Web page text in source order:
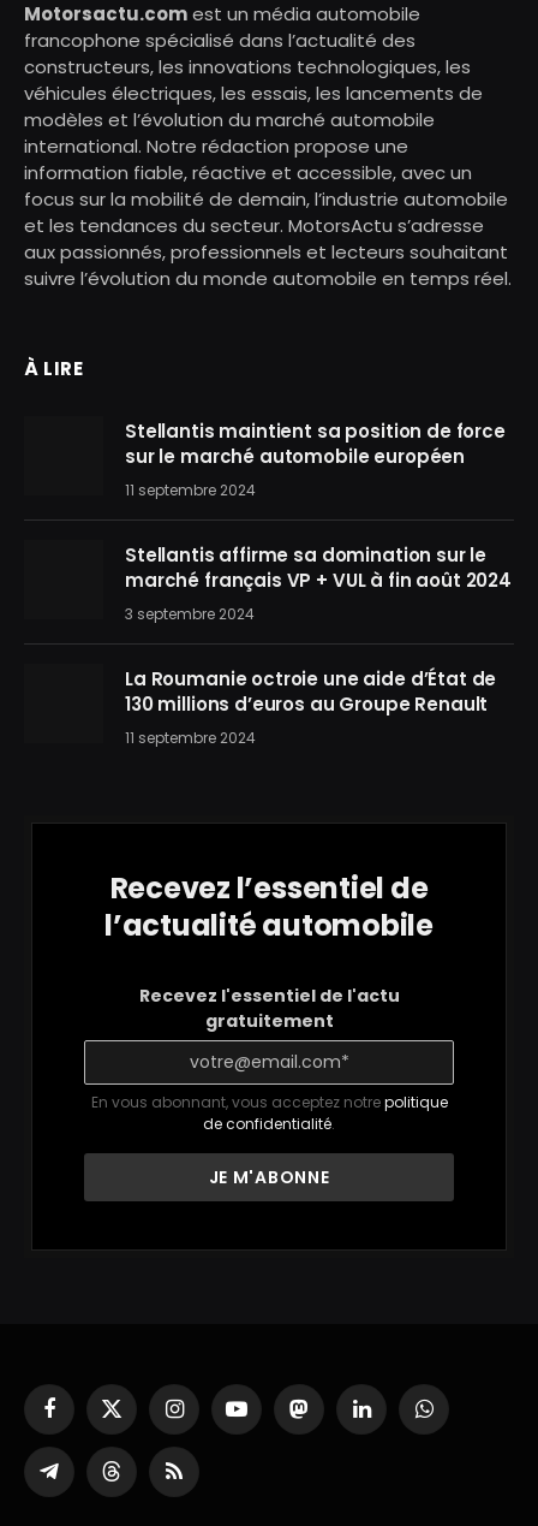
Motorsactu.comest un média automobile
francophone spécialisé dans l’actualité des
constructeurs, les innovations technologiques, les
véhicules électriques, les essais, les lancements de
modèles et l’évolution du marché automobile
international. Notre rédaction propose une
information fiable, réactive et accessible, avec un
focus sur la mobilité de demain, l’industrie automobile
et les tendances du secteur. MotorsActu s’adresse
aux passionnés, professionnels et lecteurs souhaitant
suivre l’évolution du monde automobile en temps réel.
À LIRE
Stellantis maintient sa position de force
sur le marché automobile européen
11 septembre 2024
Stellantis affirme sa domination sur le
marché français VP + VUL à fin août 2024
3 septembre 2024
La Roumanie octroie une aide d’État de
130 millions d’euros au Groupe Renault
11 septembre 2024
Recevez l’essentiel de
l’actualité automobile
Recevez l'essentiel de l'actu
gratuitement
En vous abonnant, vous acceptez notrepolitique
de confidentialité.
Facebook
X
(Twitter)
InstagramYouTubeMastodonLinkedInWhatsApp
Partager
sur
ThreadsRSS